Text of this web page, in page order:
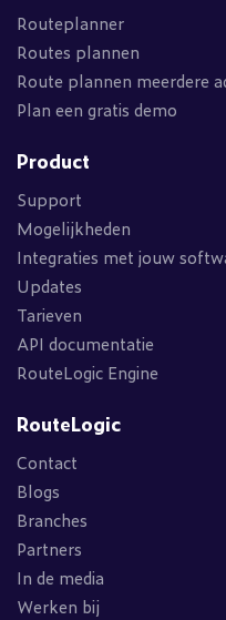
Routeplanner
Routes plannen
Route plannen meerdere
Plan een gratis demo
Product
Support
Mogelijkheden
Integraties met jouw
Updates
Tarieven
API documentatie
RouteLogic Engine
RouteLogic
Contact
Blogs
Branches
Partners
In de media
Werken bij